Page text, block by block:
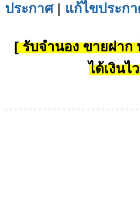
ประกาศ| แก้ไขประก
[ รับจำนอง ขายฝาก
ได้เงินไ